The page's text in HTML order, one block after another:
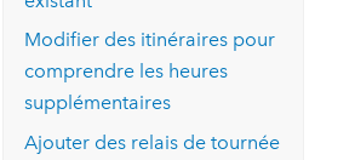
Modifier des itinéraires pour
comprendre les heures
supplémentaires
Ajouter des relais de tournée